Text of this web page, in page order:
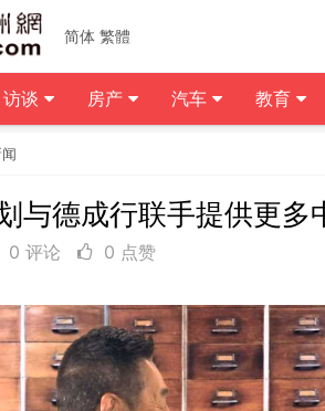
与德成行联手提供更多
0 评论 0 点赞
简体 繁體
访谈 房产 汽车 教育